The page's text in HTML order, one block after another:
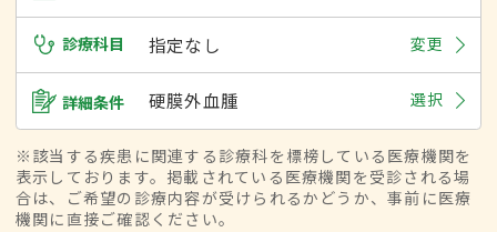
診療科目 指定なし 変更
詳細条件 硬膜外血腫 選択
※該当する疾患に関連する診療科を標榜している医療機関を
表示しております。掲載されている医療機関を受診される場
合は、ご希望の診療内容が受けられるかどうか、事前に医療
機関に直接ご確認ください。